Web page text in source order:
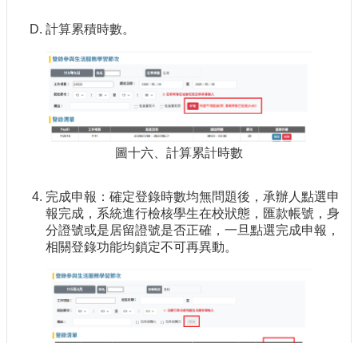
計算累積時數。
圖十六、計算累計時數
完成申報：確定登錄時數均無問題後，承辦人點選申
報完成，系統進行檢核學生在校狀態，匯款帳號，身
分證號或是居留證號是否正確，一旦點選完成申報，
相關登錄功能均鎖定不可再異動。